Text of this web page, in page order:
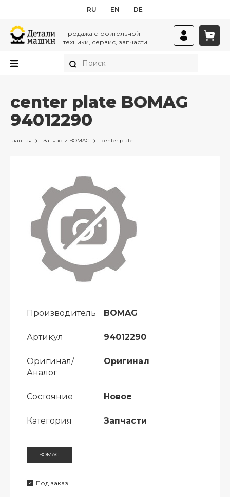
RU EN DE
Продажа строительной
техники, сервис, запчасти
center plate BOMAG
94012290
Главная Запчасти BOMAG center plate
Производитель BOMAG
Артикул 94012290
Оригинал/
Аналог
Оригинал
Состояние Новое
Категория Запчасти
BOMAG
Под заказ